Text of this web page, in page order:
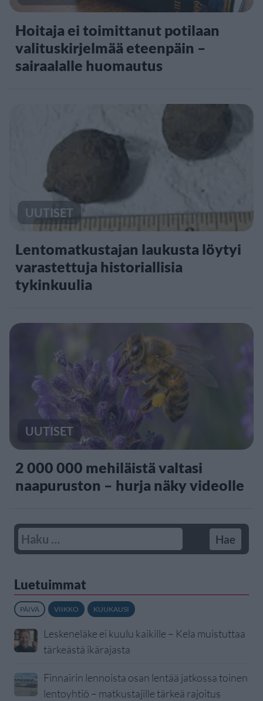
Hoitaja ei toimittanut potilaan
valituskirjelmää eteenpäin –
sairaalalle huomautus
UUTISET
Lentomatkustajan laukusta löytyi
varastettuja historiallisia
tykinkuulia
UUTISET
2 000 000 mehiläistä valtasi
naapuruston – hurja näky videolle
Luetuimmat
PÄIVÄ VIIKKO KUUKAUSI
Leskeneläke ei kuulu kaikille – Kela muistuttaa
tärkeästä ikärajasta
Finnairin lennoista osan lentää jatkossa toinen
lentoyhtiö – matkustajille tärkeä rajoitus